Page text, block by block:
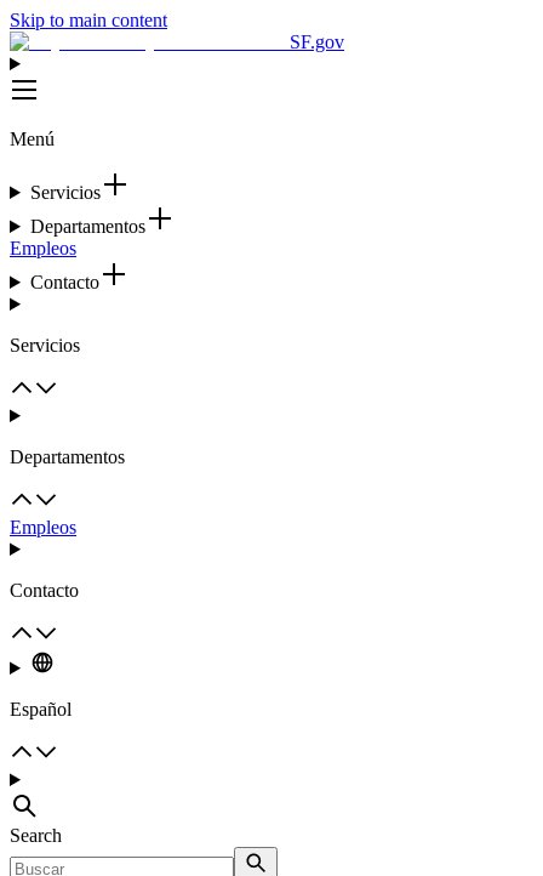
Skip to main content
SF.gov
Menú
Servicios
Departamentos
Empleos
Contacto
Servicios
Departamentos
Empleos
Contacto
Español
Search